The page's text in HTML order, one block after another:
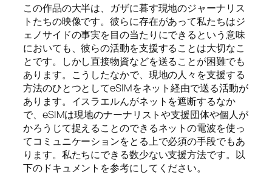
この作品の大半は、ガザに暮す現地のジャーナリス
トたちの映像です。彼らに存在があって私たちはジ
ェノサイドの事実を目の当たりにできるという意味
においても、彼らの活動を支援することは大切なこ
とです。しかし直接物資などを送ることが困難でも
あります。こうしたなかで、現地の人々を支援する
方法のひとつとしてeSIMをネット経由で送る活動が
あります。イスラエルんがネットを遮断するなか
で、eSIMは現地のナーナリストや支援団体や個人が
かろうじて捉えることのできるネットの電波を使っ
てコミュニケーションをとる上で必須の手段でもあ
ります。私たちにできる数少ない支援方法です。以
下のドキュメントを参考にしてください。